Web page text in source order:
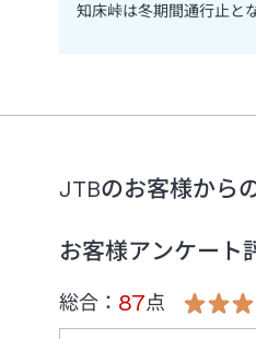
知床峠は冬期間通行止と
JTBのお客様から
お客様アンケート
総合： 87点